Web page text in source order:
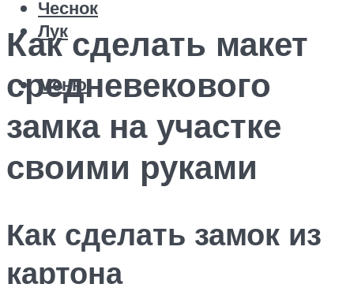
Чеснок
Лук
Меню
Как сделать макет
средневекового
замка на участке
своими руками
Как сделать замок из
картона